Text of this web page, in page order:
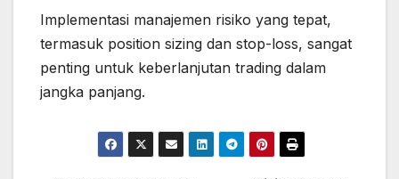
Implementasi manajemen risiko yang tepat,
termasuk position sizing dan stop-loss, sangat
penting untuk keberlanjutan trading dalam
jangka panjang.